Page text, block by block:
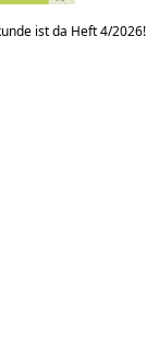
ist da Heft 4/2026!